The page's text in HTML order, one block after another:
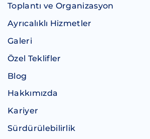
Toplantı ve Organizasyon
Ayrıcalıklı Hizmetler
Galeri
Özel Teklifler
Blog
Hakkımızda
Kariyer
Sürdürülebilirlik